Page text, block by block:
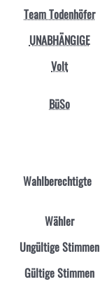
Team Todenhöfer
UNABHÄNGIGE
Volt
BüSo
Wahlberechtigte
Wähler
Ungültige Stimmen
Gültige Stimmen